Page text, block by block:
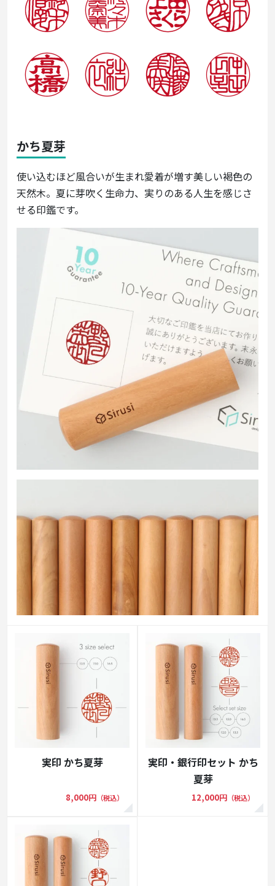
かち夏芽
使い込むほど風合いが生まれ愛着が増す美しい褐色の
天然木。夏に芽吹く生命力、実りのある人生を感じさ
せる印鑑です。
実印 かち夏芽
8,000円 （税込）
実印・銀行印セット かち
夏芽
12,000円 （税込）